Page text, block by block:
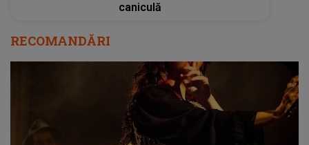
caniculă
RECOMANDĂRI